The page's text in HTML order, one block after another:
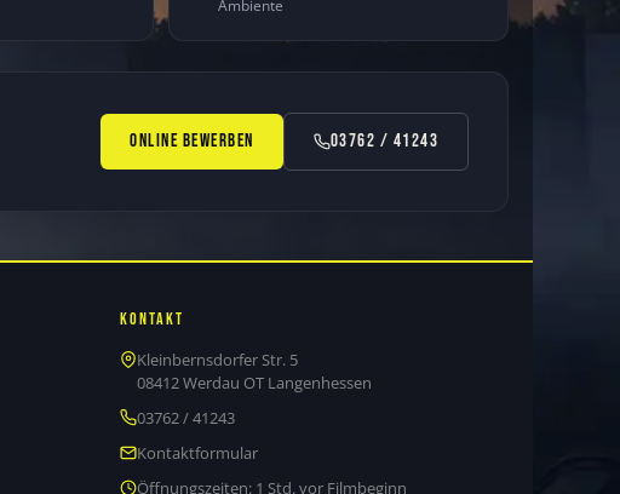
Ambiente
ONLINE BEWERBEN 03762 / 41243
Kontakt
Kleinbernsdorfer Str. 5
08412 Werdau OT Langenhessen
03762 / 41243
Kontaktformular
Öffnungszeiten: 1 Std. vor Filmbeginn